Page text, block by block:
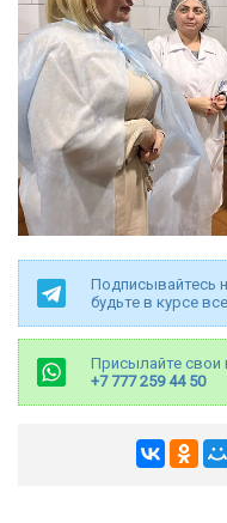
Подписывайтесь
будьте в курсе
Присылайте свои
+7 777 259 44 50